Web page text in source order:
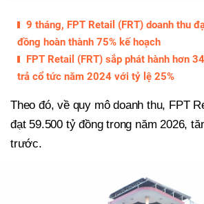
9 tháng, FPT Retail (FRT) doanh thu
đồng hoàn thành 75% kế hoạch
FPT Retail (FRT) sắp phát hành hơn
trả cổ tức năm 2024 với tỷ lệ 25%
Theo đó, về quy mô doanh thu, FPT
đạt 59.500 tỷ đồng trong năm 2026,
trước.